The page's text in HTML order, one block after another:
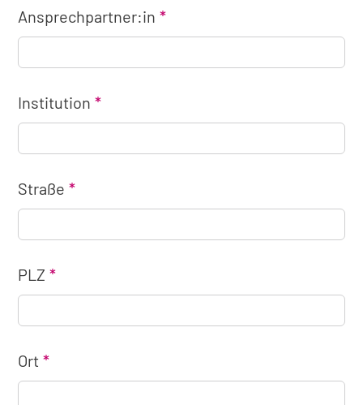
Ansprechpartner:in
Institution
Straße
PLZ
Ort